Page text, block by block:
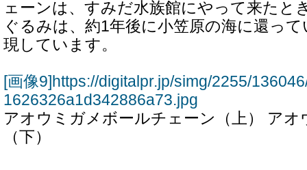
ェーンは、すみだ水族館にやって来たと
ぐるみは、約1年後に小笠原の海に還っ
現しています。
[画像9]https://digitalpr.jp/simg/2255/
1626326a1d342886a73.jpg
アオウミガメボールチェーン（上） ア
（下）